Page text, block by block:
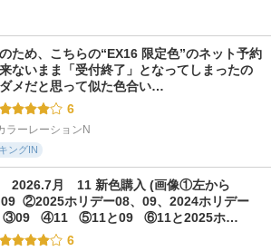
ため、こちらの“EX16 限定色”のネット予約
ないまま「受付終了」となってしまったの
メだと思って似た色合い…
6
ラーレーションN
ングIN
2026.7月　11 新色購入 (画像①左から
②2025ホリデー08、09、2024ホリデー
③09   ④11   ⑤11と09   ⑥11と2025ホ…
6